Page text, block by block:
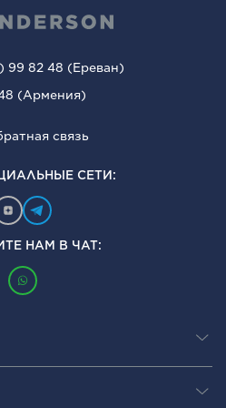
99 82 48 (Ереван)
(Армения)
связь
СЕТИ:
НАМ В ЧАТ: